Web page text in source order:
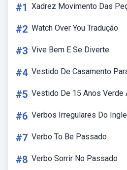
#1 Xadrez Movimento Das
#2 Watch Over You Tradução
#3 Vive Bem E Se Diverte
#4 Vestido De Casamento
#5 Vestido De 15 Anos Verde
#6 Verbos Irregulares Do
#7 Verbo To Be Passado
#8 Verbo Sorrir No Passado